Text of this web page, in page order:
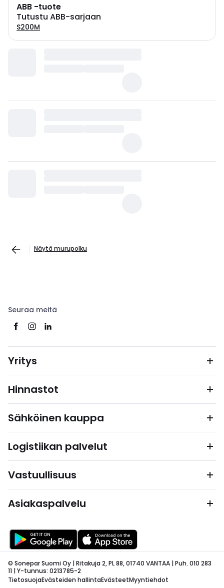
ABB -tuote
Tutustu ABB-sarjaan
S200M
Näytä murupolku
Seuraa meitä
Yritys
Hinnastot
Sähköinen kauppa
Logistiikan palvelut
Vastuullisuus
Asiakaspalvelu
© Sonepar Suomi Oy | Ritakuja 2, PL 88, 01740 VANTAA | Puh. 010 283
11 | Y-tunnus: 0213785-2
TietosuojaEvästeiden hallintaEvästeetMyyntiehdot